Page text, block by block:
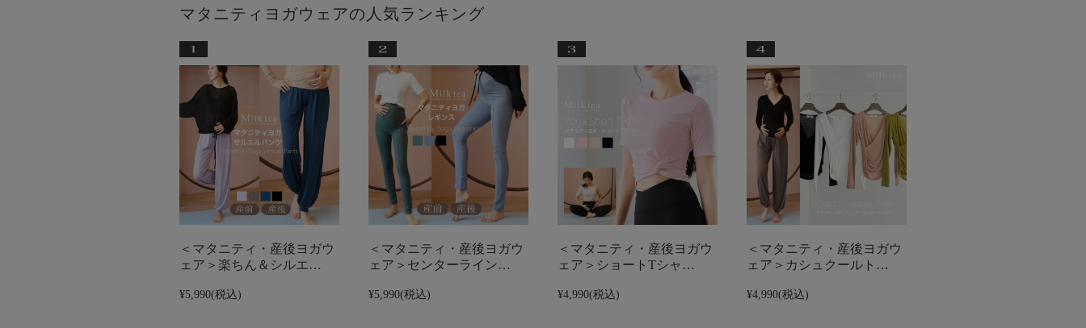
マタニティヨガウェアの人気ランキング
＜マタニティ・産後ヨガウ
ェア＞楽ちん＆シルエ…
¥5,990(税込)
＜マタニティ・産後ヨガウ
ェア＞センターライン…
¥5,990(税込)
＜マタニティ・産後ヨガウ
ェア＞ショートTシャ…
¥4,990(税込)
＜マタニティ・産後ヨガウ
ェア＞カシュクールト…
¥4,990(税込)